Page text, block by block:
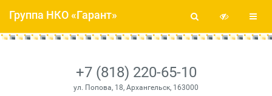
+7 (818) 220-65-10
ул. Попова, 18, Архангельск, 163000
Группа НКО «Гарант»